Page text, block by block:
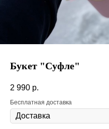
Букет "Суфле"
2 990 р.
Бесплатная доставка